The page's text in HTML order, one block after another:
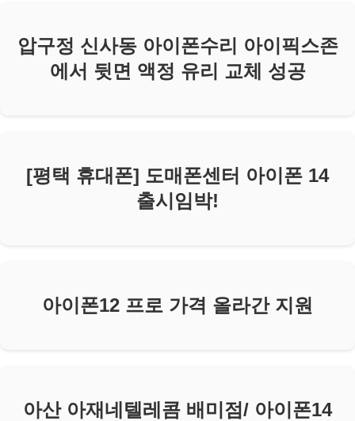
압구정 신사동 아이폰수리 아이픽스존
에서 뒷면 액정 유리 교체 성공
[평택 휴대폰] 도매폰센터 아이폰 14
출시임박!
아이폰12 프로 가격 올라간 지원
아산 아재네텔레콤 배미점/ 아이폰14